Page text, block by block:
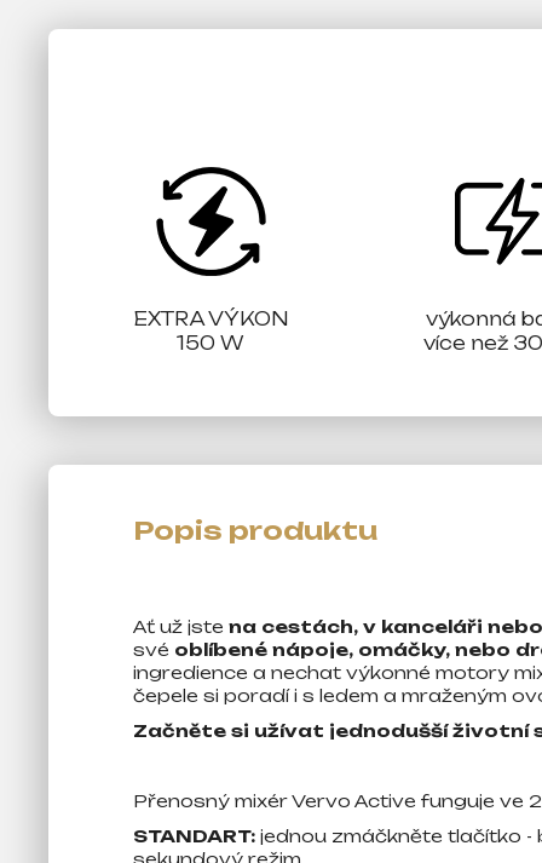
EXTRA VÝKON
150 W
výkonná
více než
Ať už jste na cestách, v kanceláři
své oblíbené nápoje, omáčky, nebo
ingredience a nechat výkonné motory
čepele si poradí i s ledem a mraženým
Začněte si užívat jednodušší životní
Přenosný mixér Vervo Active funguje ve
STANDART: jednou zmáčkněte tlačítko -